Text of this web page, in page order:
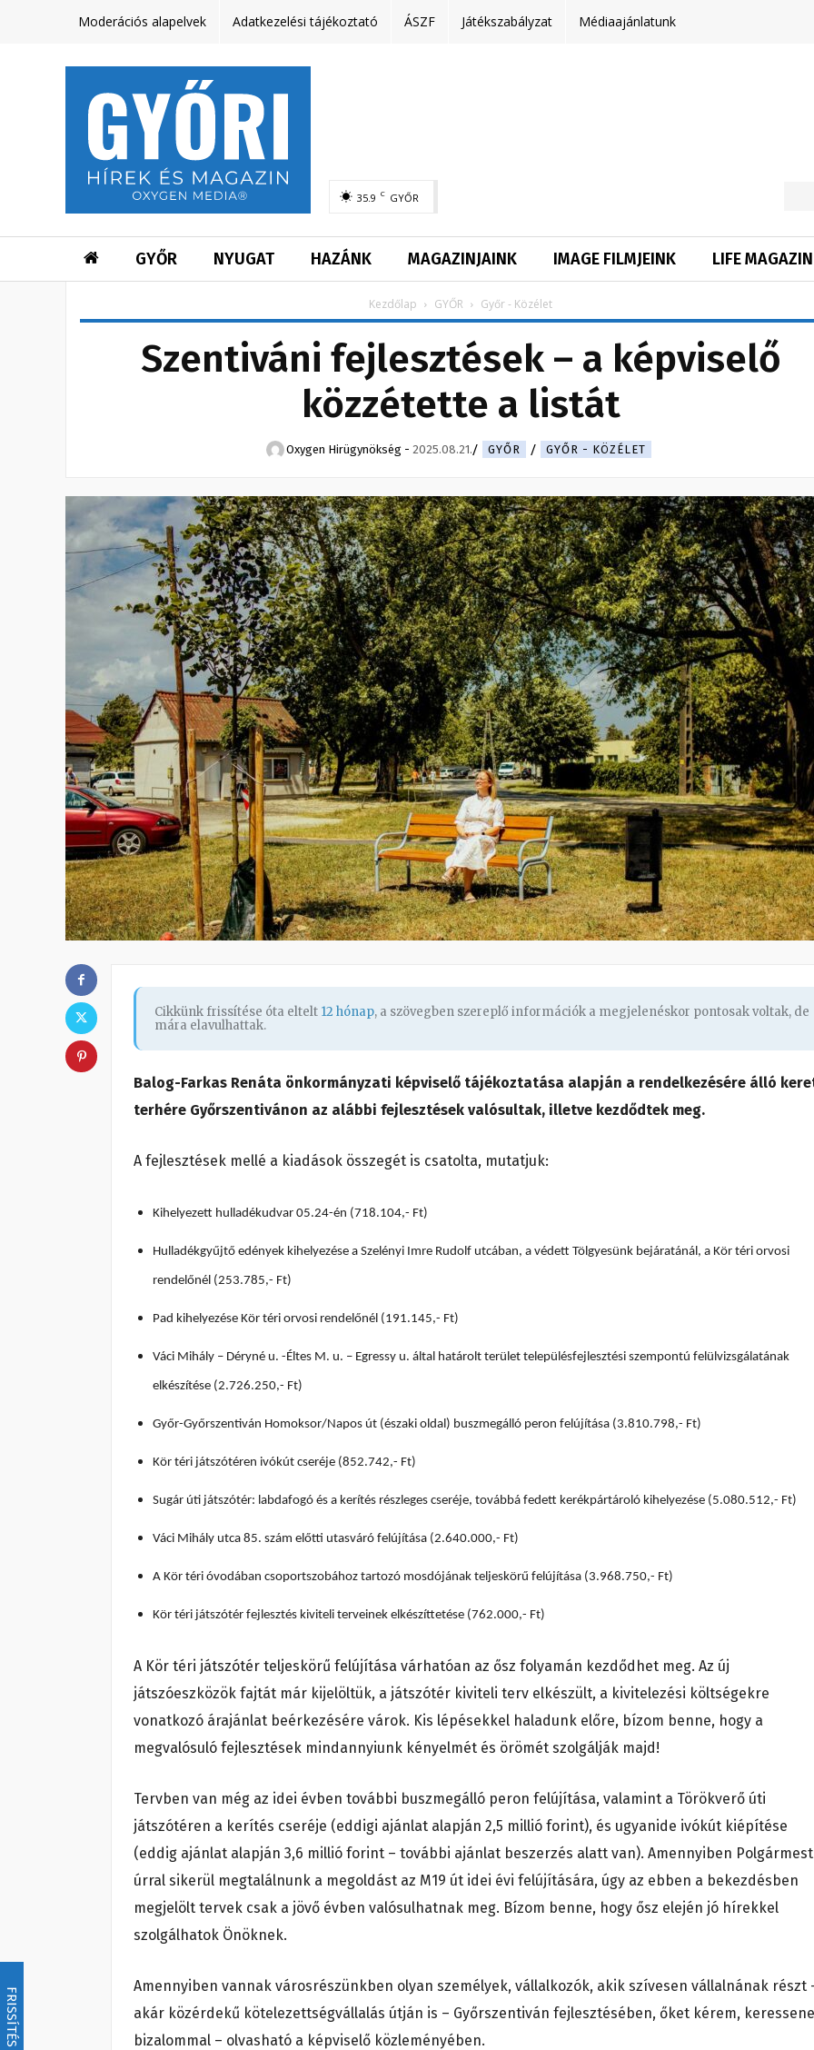
FRISSÍTÉS
Moderációs alapelvek Adatkezelési tájékoztató ÁSZF Játékszabályzat Médiaajánlatunk
35.9 C GYŐR
GYŐR NYUGAT HAZÁNK MAGAZINJAINK IMAGE FILMJEINK LIFE MAGAZIN
Kezdőlap GYŐR Győr - Közélet
Szentiváni fejlesztések – a képviselő
közzétette a listát
Oxygen Hirügynökség - 2025.08.21. GYŐR GYŐR - KÖZÉLET
Cikkünk frissítése óta eltelt 12 hónap, a szövegben szereplő információk a megjelenéskor pontosak voltak, de
mára elavulhattak.
Balog-Farkas Renáta önkormányzati képviselő tájékoztatása alapján a rendelkezésére álló
terhére Győrszentivánon az alábbi fejlesztések valósultak, illetve kezdődtek meg.
A fejlesztések mellé a kiadások összegét is csatolta, mutatjuk:
Kihelyezett hulladékudvar 05.24-én (718.104,- Ft)
Hulladékgyűjtő edények kihelyezése a Szelényi Imre Rudolf utcában, a védett Tölgyesünk bejáratánál, a Kör téri orvosi
rendelőnél (253.785,- Ft)
Pad kihelyezése Kör téri orvosi rendelőnél (191.145,- Ft)
Váci Mihály – Déryné u. -Éltes M. u. – Egressy u. által határolt terület településfejlesztési szempontú felülvizsgálatának
elkészítése (2.726.250,- Ft)
Győr-Győrszentiván Homoksor/Napos út (északi oldal) buszmegálló peron felújítása (3.810.798,- Ft)
Kör téri játszótéren ivókút cseréje (852.742,- Ft)
Sugár úti játszótér: labdafogó és a kerítés részleges cseréje, továbbá fedett kerékpártároló kihelyezése (5.080.512,- Ft)
Váci Mihály utca 85. szám előtti utasváró felújítása (2.640.000,- Ft)
A Kör téri óvodában csoportszobához tartozó mosdójának teljeskörű felújítása (3.968.750,- Ft)
Kör téri játszótér fejlesztés kiviteli terveinek elkészíttetése (762.000,- Ft)
A Kör téri játszótér teljeskörű felújítása várhatóan az ősz folyamán kezdődhet meg. Az új
játszóeszközök fajtát már kijelöltük, a játszótér kiviteli terv elkészült, a kivitelezési költségekre
vonatkozó árajánlat beérkezésére várok. Kis lépésekkel haladunk előre, bízom benne, hogy a
megvalósuló fejlesztések mindannyiunk kényelmét és örömét szolgálják majd!
Tervben van még az idei évben további buszmegálló peron felújítása, valamint a Törökverő úti
játszótéren a kerítés cseréje (eddigi ajánlat alapján 2,5 millió forint), és ugyanide ivókút kiépítése
(eddig ajánlat alapján 3,6 millió forint – további ajánlat beszerzés alatt van). Amennyiben
úrral sikerül megtalálnunk a megoldást az M19 út idei évi felújítására, úgy az ebben a bekezdésben
megjelölt tervek csak a jövő évben valósulhatnak meg. Bízom benne, hogy ősz elején jó hírekkel
szolgálhatok Önöknek.
Amennyiben vannak városrészünkben olyan személyek, vállalkozók, akik szívesen vállalnának részt
akár közérdekű kötelezettségvállalás útján is – Győrszentiván fejlesztésében, őket kérem,
bizalommal – olvasható a képviselő közleményében.